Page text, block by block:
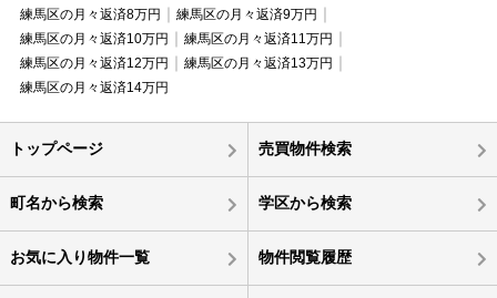
練馬区の月々返済8万円
練馬区の月々返済9万円
練馬区の月々返済10万円
練馬区の月々返済11万円
練馬区の月々返済12万円
練馬区の月々返済13万円
練馬区の月々返済14万円
トップページ 売買物件検索
町名から検索 学区から検索
お気に入り物件一覧 物件閲覧履歴